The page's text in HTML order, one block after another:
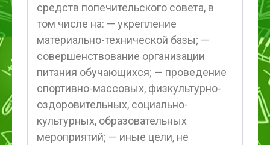
средств попечительского совета, в
том числе на: — укрепление
материально-технической базы; —
совершенствование организации
питания обучающихся; — проведение
спортивно-массовых, физкультурно-
оздоровительных, социально-
культурных, образовательных
мероприятий; — иные цели, не